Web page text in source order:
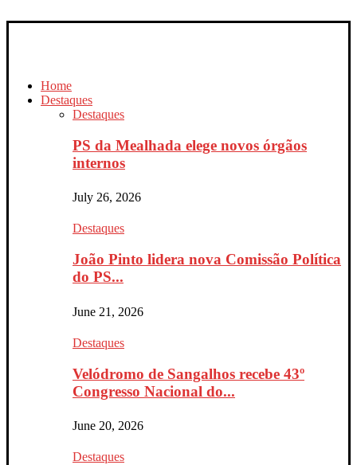
Home
Destaques
Destaques
PS da Mealhada elege novos órgãos
internos
July 26, 2026
Destaques
João Pinto lidera nova Comissão Política
do PS...
June 21, 2026
Destaques
Velódromo de Sangalhos recebe 43º
Congresso Nacional do...
June 20, 2026
Destaques